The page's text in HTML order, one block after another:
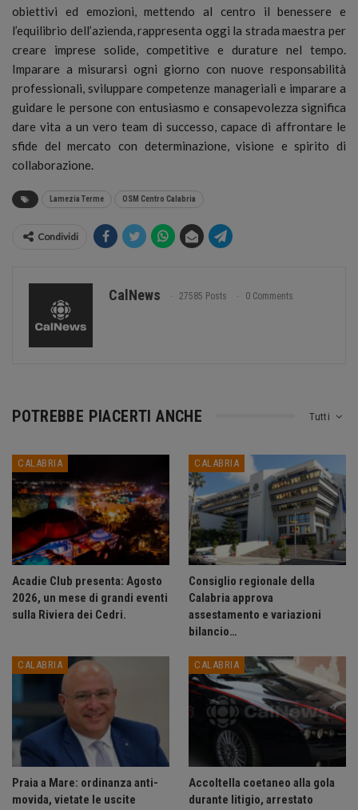
obiettivi ed emozioni, mettendo al centro il benessere e
l’equilibrio dell’azienda, rappresenta oggi la strada maestra per
creare imprese solide, competitive e durature nel tempo.
Imparare a misurarsi ogni giorno con nuove responsabilità
professionali, sviluppare competenze manageriali e imparare a
guidare le persone con entusiasmo e consapevolezza significa
dare vita a un vero team di successo, capace di affrontare le
sfide del mercato con determinazione, visione e spirito di
collaborazione.
Lamezia Terme OSM Centro Calabria
Condividi
CalNews 27585 Posts 0 Comments
Tutti
POTREBBE PIACERTI ANCHE
CALABRIA
Acadie Club presenta: Agosto
2026, un mese di grandi eventi
sulla Riviera dei Cedri.
CALABRIA
Consiglio regionale della
Calabria approva
assestamento e variazioni
bilancio…
CALABRIA
Praia a Mare: ordinanza anti-
movida, vietate le uscite
CALABRIA
Accoltella coetaneo alla gola
durante litigio, arrestato